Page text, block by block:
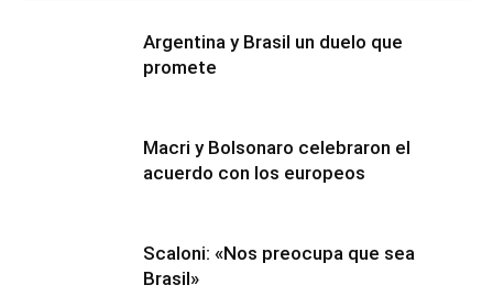
Argentina y Brasil un duelo que
promete
Macri y Bolsonaro celebraron el
acuerdo con los europeos
Scaloni: «Nos preocupa que sea
Brasil»